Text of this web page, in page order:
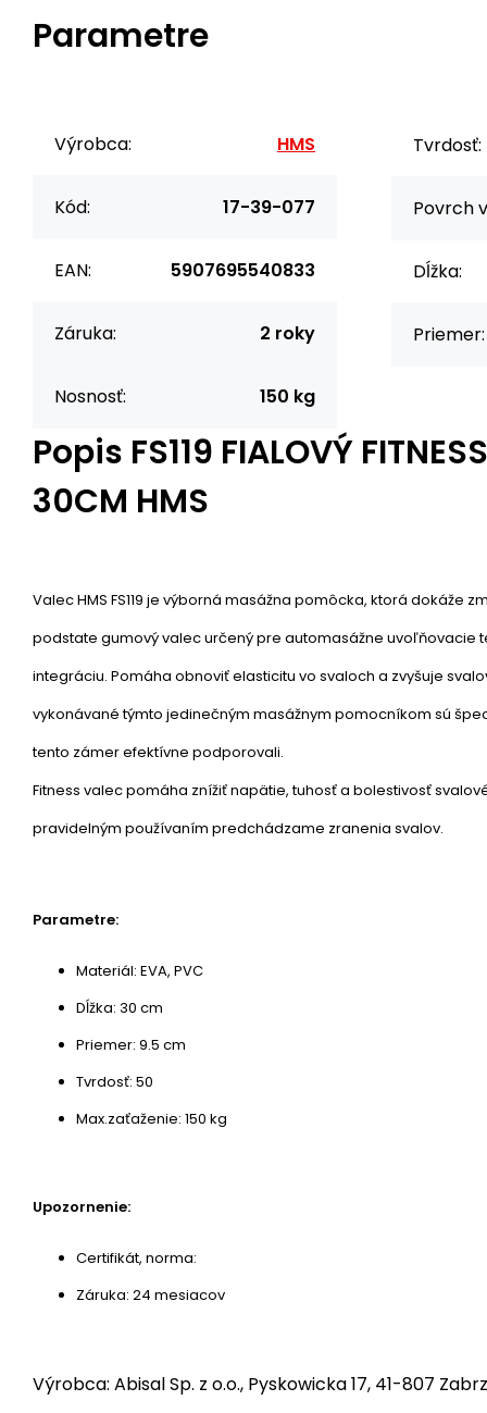
Parametre
Výrobca: HMS
Kód: 17-39-077
EAN: 5907695540833
Záruka: 2 roky
Nosnosť: 150 kg
Tvrdosť:
Povrch
Dĺžka:
Priemer:
Popis FS119 FIALOVÝ
30CM HMS
Valec HMS FS119 je výborná masážna pomôcka, ktorá dokáže
podstate gumový valec určený pre automasážne uvoľňovacie
integráciu. Pomáha obnoviť elasticitu vo svaloch a zvyšuje
vykonávané týmto jedinečným masážnym pomocníkom sú
tento zámer efektívne podporovali.
Fitness valec pomáha znížiť napätie, tuhosť a bolestivosť
pravidelným používaním predchádzame zranenia svalov.
Parametre:
Materiál: EVA, PVC
Dĺžka: 30 cm
Priemer: 9.5 cm
Tvrdosť: 50
Max.zaťaženie: 150 kg
Upozornenie:
Certifikát, norma:
Záruka: 24 mesiacov
Výrobca: Abisal Sp. z o.o., Pyskowicka 17, 41-807